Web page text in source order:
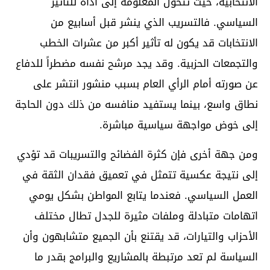
السياسي. فالتسريب الذي ينشر قبل أسابيع من
الانتخابات قد يكون له تأثير أكبر من عشرات الخطب
والتجمعات الحزبية. وقد يجد مرشح نفسه مضطراً للدفاع
عن صورته أمام الرأي العام بسبب منشور انتشر على
نطاق واسع، بينما يستفيد منافسه من ذلك دون الحاجة
إلى خوض مواجهة سياسية مباشرة.
ومن جهة أخرى فإن كثرة الفضائح والتسريبات قد تؤدي
إلى نتيجة عكسية تتمثل في تعميق فقدان الثقة في
العمل السياسي. فعندما يتابع المواطن بشكل يومي
اتهامات متبادلة وملفات مثيرة للجدل تطال مختلف
الأحزاب والتيارات، قد يقتنع بأن الجميع متشابهون وأن
السياسة لم تعد مرتبطة بالمشاريع والبرامج بقدر ما